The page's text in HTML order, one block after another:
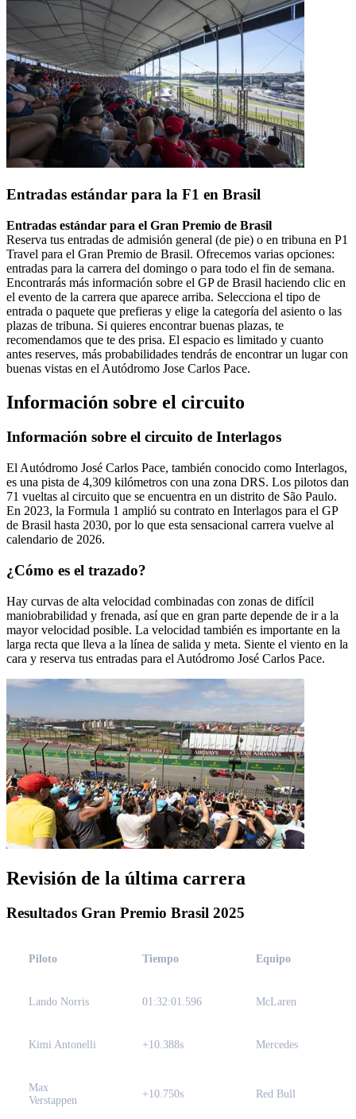
Entradas estándar para la F1 en Brasil
Entradas estándar para el Gran Premio de Brasil
Reserva tus entradas de admisión general (de pie) o en tribuna en P1
Travel para el Gran Premio de Brasil. Ofrecemos varias opciones:
entradas para la carrera del domingo o para todo el fin de semana.
Encontrarás más información sobre el GP de Brasil haciendo clic en
el evento de la carrera que aparece arriba. Selecciona el tipo de
entrada o paquete que prefieras y elige la categoría del asiento o las
plazas de tribuna. Si quieres encontrar buenas plazas, te
recomendamos que te des prisa. El espacio es limitado y cuanto
antes reserves, más probabilidades tendrás de encontrar un lugar con
buenas vistas en el Autódromo Jose Carlos Pace.
Información sobre el circuito
Información sobre el circuito de Interlagos
El Autódromo José Carlos Pace, también conocido como Interlagos,
es una pista de 4,309 kilómetros con una zona DRS. Los pilotos dan
71 vueltas al circuito que se encuentra en un distrito de São Paulo.
En 2023, la Formula 1 amplió su contrato en Interlagos para el GP
de Brasil hasta 2030, por lo que esta sensacional carrera vuelve al
calendario de 2026.
¿Cómo es el trazado?
Hay curvas de alta velocidad combinadas con zonas de difícil
maniobrabilidad y frenada, así que en gran parte depende de ir a la
mayor velocidad posible. La velocidad también es importante en la
larga recta que lleva a la línea de salida y meta. Siente el viento en la
cara y reserva tus entradas para el Autódromo José Carlos Pace.
Revisión de la última carrera
Resultados Gran Premio Brasil 2025
Piloto Tiempo Equipo
Lando Norris 01:32:01.596 McLaren
Kimi Antonelli +10.388s Mercedes
Max
Verstappen
+10.750s Red Bull